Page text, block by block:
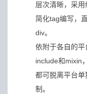
层次清晰，采
简化tag编写，
div。
依附于各自的
include和mixin
都可脱离平台
制。